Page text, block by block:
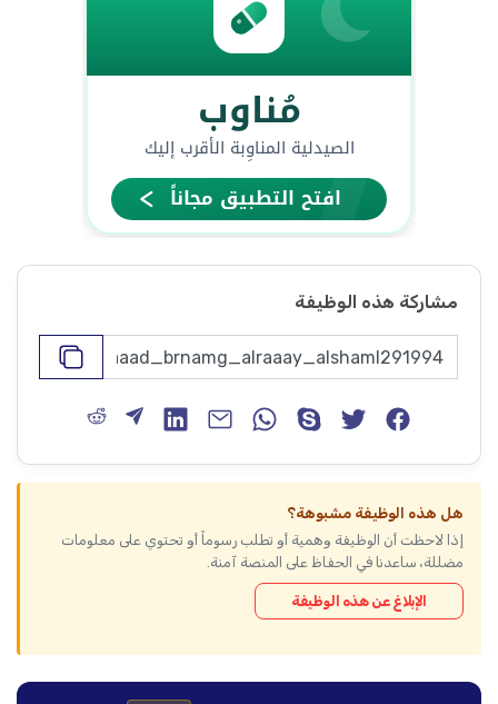
مشاركة هذه الوظيفة
هل هذه الوظيفة مشبوهة؟
إذا لاحظت أن الوظيفة وهمية أو تطلب رسوماً أو تحتوي على معلومات
مضللة، ساعدنا في الحفاظ على المنصة آمنة.
الإبلاغ عن هذه الوظيفة